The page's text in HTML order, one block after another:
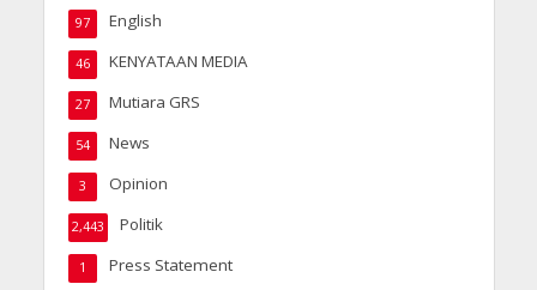
English
97
KENYATAAN MEDIA
46
Mutiara GRS
27
News
54
Opinion
3
Politik
2,443
Press Statement
1